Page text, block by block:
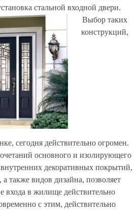
стальной входной двери.
Выбор таких
конструкций,
сегодня действительно огромен.
основного и изолирующего
декоративных покрытий,
также видов дизайна, позволяет
входа в жилище действительно
с этим, действительно